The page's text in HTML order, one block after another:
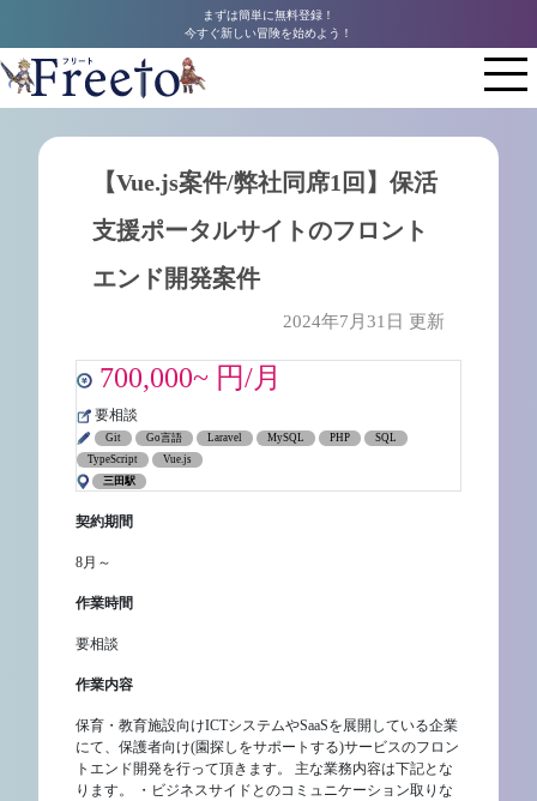
まずは簡単に無料登録！
今すぐ新しい冒険を始めよう！
【Vue.js案件/弊社同席1回】保活
支援ポータルサイトのフロント
エンド開発案件
2024年7月31日 更新
700,000~ 円/月
要相談
Git Go言語 Laravel MySQL PHP
SQL
TypeScript
Vue.js
三田駅
契約期間
8月～
作業時間
要相談
作業内容
保育・教育施設向けICTシステムやSaaSを展開している企業
にて、保護者向け(園探しをサポートする)サービスのフロン
トエンド開発を行って頂きます。 主な業務内容は下記とな
ります。 ・ビジネスサイドとのコミュニケーション取りな